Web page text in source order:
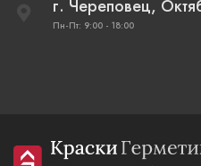
г. Череповец,
Пн-Пт: 9:00 - 18:00